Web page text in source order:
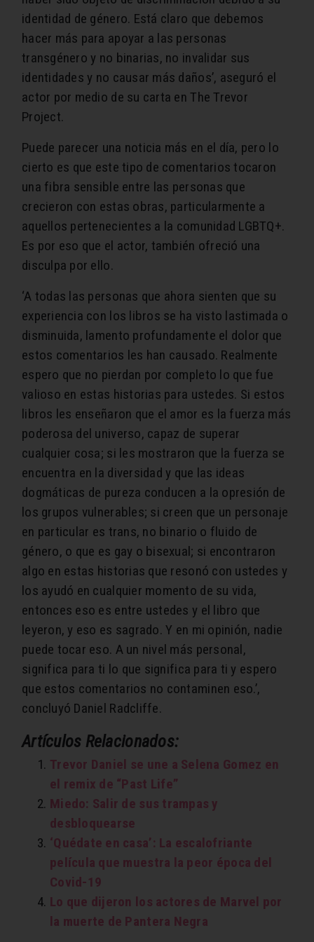
identidad de género. Está claro que debemos
hacer más para apoyar a las personas
transgénero y no binarias, no invalidar sus
identidades y no causar más daños’, aseguró el
actor por medio de su carta en The Trevor
Project.
Puede parecer una noticia más en el día, pero lo
cierto es que este tipo de comentarios tocaron
una fibra sensible entre las personas que
crecieron con estas obras, particularmente a
aquellos pertenecientes a la comunidad LGBTQ+.
Es por eso que el actor, también ofreció una
disculpa por ello.
‘A todas las personas que ahora sienten que su
experiencia con los libros se ha visto lastimada o
disminuida, lamento profundamente el dolor que
estos comentarios les han causado. Realmente
espero que no pierdan por completo lo que fue
valioso en estas historias para ustedes. Si estos
libros les enseñaron que el amor es la fuerza más
poderosa del universo, capaz de superar
cualquier cosa; si les mostraron que la fuerza se
encuentra en la diversidad y que las ideas
dogmáticas de pureza conducen a la opresión de
los grupos vulnerables; si creen que un personaje
en particular es trans, no binario o fluido de
género, o que es gay o bisexual; si encontraron
algo en estas historias que resonó con ustedes y
los ayudó en cualquier momento de su vida,
entonces eso es entre ustedes y el libro que
leyeron, y eso es sagrado. Y en mi opinión, nadie
puede tocar eso. A un nivel más personal,
significa para ti lo que significa para ti y espero
que estos comentarios no contaminen eso.’,
concluyó Daniel Radcliffe.
Artículos Relacionados:
Trevor Daniel se une a Selena Gomez en
el remix de “Past Life”
Miedo: Salir de sus trampas y
desbloquearse
‘Quédate en casa’: La escalofriante
película que muestra la peor época del
Covid-19
Lo que dijeron los actores de Marvel por
la muerte de Pantera Negra